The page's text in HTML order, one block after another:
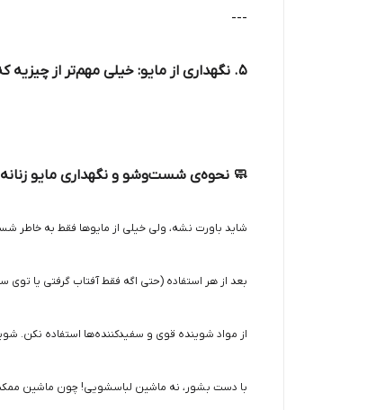
---
۵. نگهداری از مایو: خیلی مهم‌تر از چیزیه که فکر می‌کنی!
🧼 نحوه‌ی شست‌وشو و نگهداری مایو زنانه
شاید باورت نشه، ولی خیلی از مایوها فقط به خاطر
بعد از هر استفاده (حتی اگه فقط آفتاب گرفتی یا
از مواد شوینده قوی و سفیدکننده‌ها استفاده
با دست بشور، نه ماشین لباسشویی! چون ماشین